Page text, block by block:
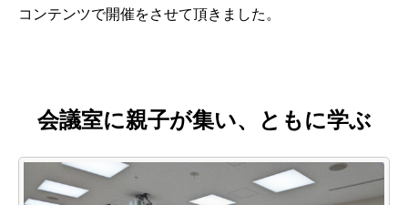
コンテンツで開催をさせて頂きました。
会議室に親子が集い、ともに学ぶ